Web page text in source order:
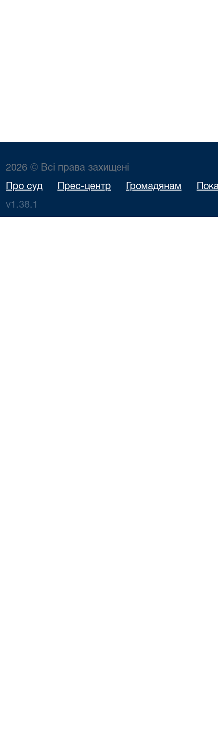
2026 © Всі права захищені
Про суд Прес-центр Громадянам
v1.38.1